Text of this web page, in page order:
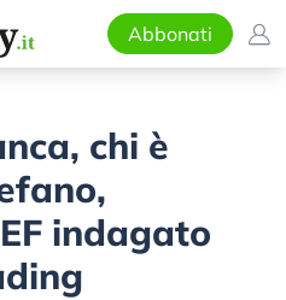
Abbonati
chi è
indagato